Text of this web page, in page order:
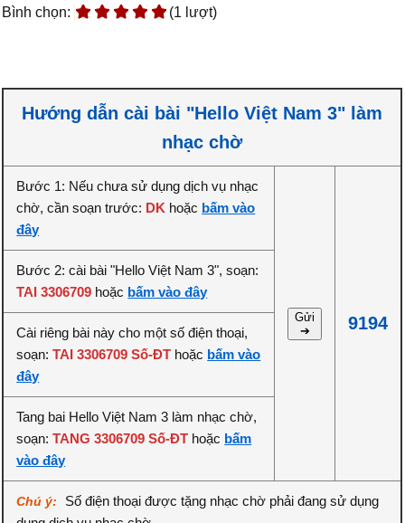
Bình chọn:
(1 lượt)
Hướng dẫn cài bài "Hello Việt Nam 3" làm
nhạc chờ
Bước 1: Nếu chưa sử dụng dịch vụ nhạc
chờ, cần soạn trước: DK hoặc bấm vào
đây
Gửi
➔
9194
Bước 2: cài bài "Hello Việt Nam 3", soạn:
TAI 3306709 hoặc bấm vào đây
Cài riêng bài này cho một số điện thoại,
soạn:TAI 3306709 Số-ĐT hoặc bấm vào
đây
Tang bai Hello Việt Nam 3 làm nhạc chờ,
soạn:TANG 3306709 Số-ĐT hoặc bấm
vào đây
Chú ý:
Số điện thoại được tặng nhạc chờ phải đang sử dụng